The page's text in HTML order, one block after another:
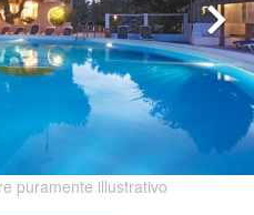
puramente illustrativo